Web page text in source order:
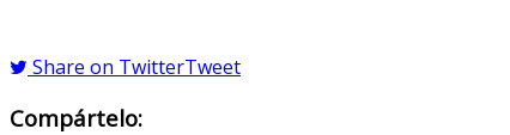
Share on TwitterTweet
Compártelo: